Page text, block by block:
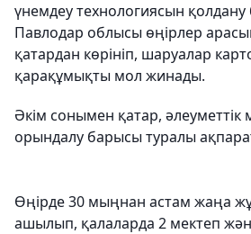
үнемдеу технологиясын
Павлодар облысы өңірлер
қатардан көрініп, шаруалар
қарақұмықты мол жинады.
Әкім сонымен қатар, әлеуметтік
орындалу барысы туралы
Өңірде 30 мыңнан астам жаңа
ашылып, қалаларда 2 мектеп